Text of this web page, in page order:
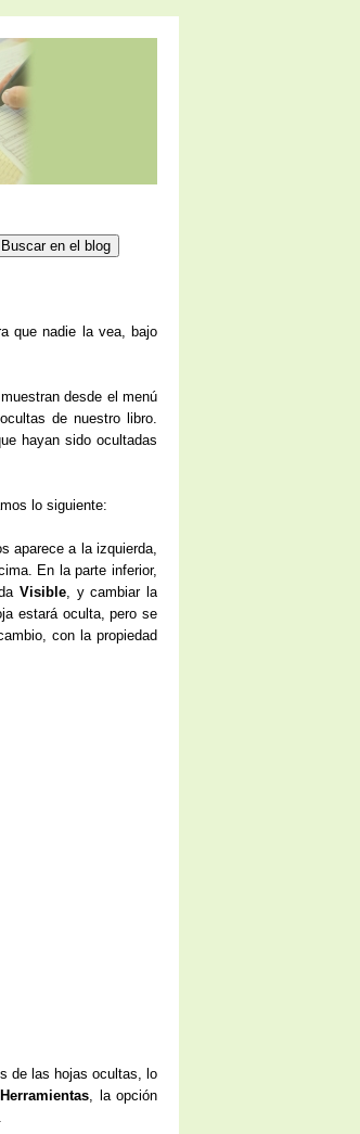
que nadie la vea, bajo
desde el menú
de nuestro libro.
hayan sido ocultadas
lo siguiente:
aparece a la izquierda,
En la parte inferior,
Visible, y cambiar la
estará oculta, pero se
con la propiedad
de las hojas ocultas, lo
Herramientas, la opción
.